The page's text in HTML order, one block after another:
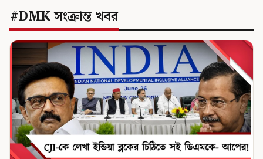
#DMK সংক্রান্ত খবর